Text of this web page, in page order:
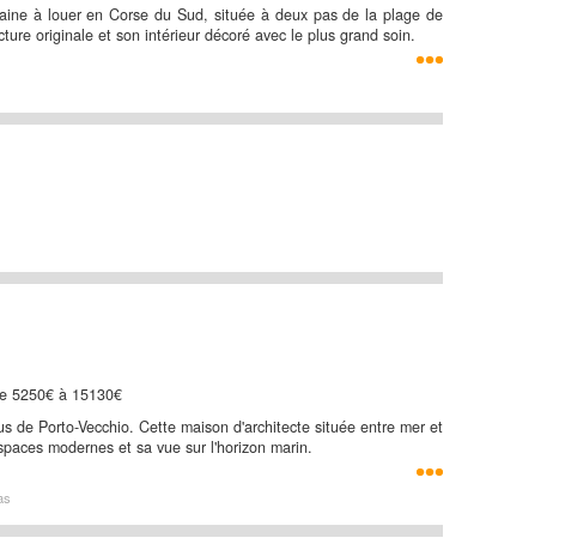
à louer en Corse du Sud, située à deux pas de la plage de
originale et son intérieur décoré avec le plus grand soin.
5250€ à 15130€
de Porto-Vecchio. Cette maison d'architecte située entre mer et
modernes et sa vue sur l'horizon marin.